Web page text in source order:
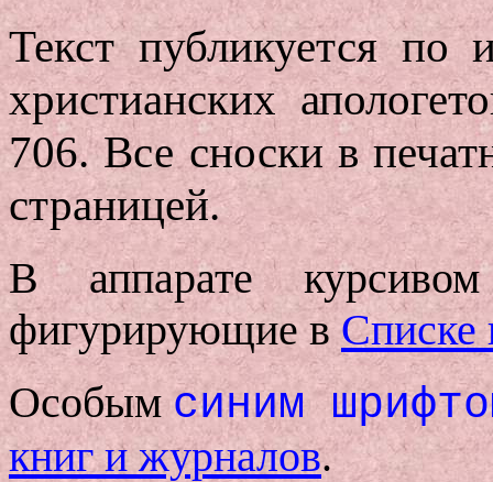
Текст публикуется по
христианских
706. Все сноски в
страницей.
В аппарате
фигурирующие вСписке
Особым синим
книг и журналов.